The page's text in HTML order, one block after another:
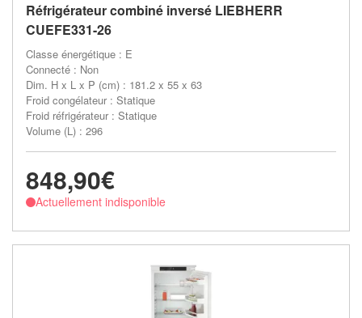
Réfrigérateur combiné inversé LIEBHERR
CUEFE331-26
Classe énergétique : E
Connecté : Non
Dim. H x L x P (cm) : 181.2 x 55 x 63
Froid congélateur : Statique
Froid réfrigérateur : Statique
Volume (L) : 296
848,90€
Actuellement indisponible